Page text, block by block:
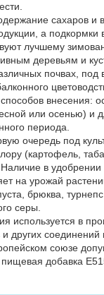
сахаров и
а подкормки
лучшему
деревьям и
почвах, под
внесения:
или осенью) и
периода.
очередь под
(картофель,
в
на урожай
брюква,
серы.
используется в
и других
союзе
пищевая добавка